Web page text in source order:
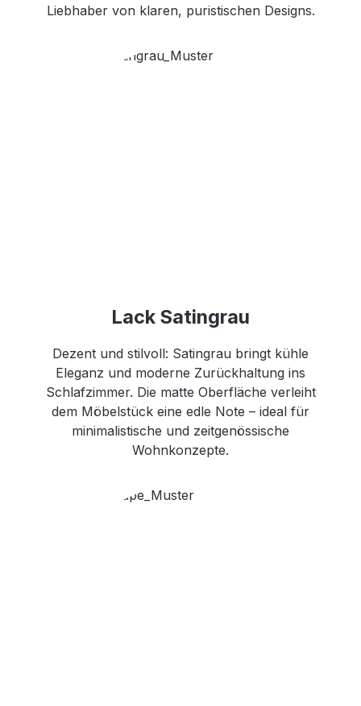
Liebhaber von klaren, puristischen Designs.
Lack Satingrau
Dezent und stilvoll: Satingrau bringt kühle
Eleganz und moderne Zurückhaltung ins
Schlafzimmer. Die matte Oberfläche verleiht
dem Möbelstück eine edle Note – ideal für
minimalistische und zeitgenössische
Wohnkonzepte.